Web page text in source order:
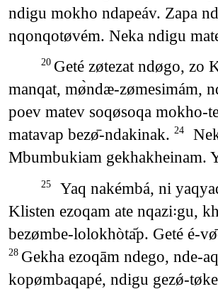
ndigu mokho ndapeáv. Zapa
nqonqotøvém. Neka ndigu
20 Geté zøtezat ndøgo, zo
manqat, mø̀ndæ-zømesimám,
poev matev soqøsoqa mokho-
matavap bezø̄-ndakinak. 24
Mbumbukiam gekhakheinam.
25
Yaq nakémbá, ni
Klisten ezoqam ate nqazi꞉gu,
bezømbe-lolokhòta᷄p. Geté é-
28 Gekha ezoqām ndego, nde-
kopømbaqapé, ndigu gezǿ-